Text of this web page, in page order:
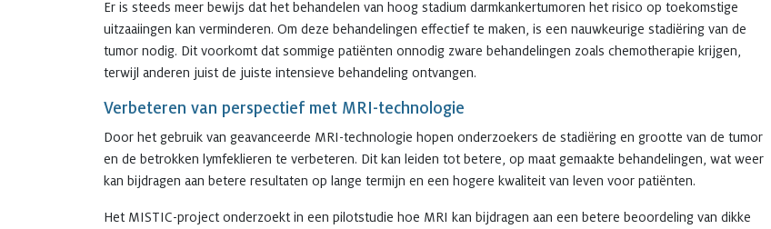
Er is steeds meer bewijs dat het behandelen van hoog stadium darmkankertumoren het risico op toekomstige
uitzaaiingen kan verminderen. Om deze behandelingen effectief te maken, is een nauwkeurige stadiëring van de
tumor nodig. Dit voorkomt dat sommige patiënten onnodig zware behandelingen zoals chemotherapie krijgen,
terwijl anderen juist de juiste intensieve behandeling ontvangen.
Verbeteren van perspectief met MRI-technologie
Door het gebruik van geavanceerde MRI-technologie hopen onderzoekers de stadiëring en grootte van de tumor
en de betrokken lymfeklieren te verbeteren. Dit kan leiden tot betere, op maat gemaakte behandelingen, wat weer
kan bijdragen aan betere resultaten op lange termijn en een hogere kwaliteit van leven voor patiënten.
Het MISTIC-project onderzoekt in een pilotstudie hoe MRI kan bijdragen aan een betere beoordeling van dikke